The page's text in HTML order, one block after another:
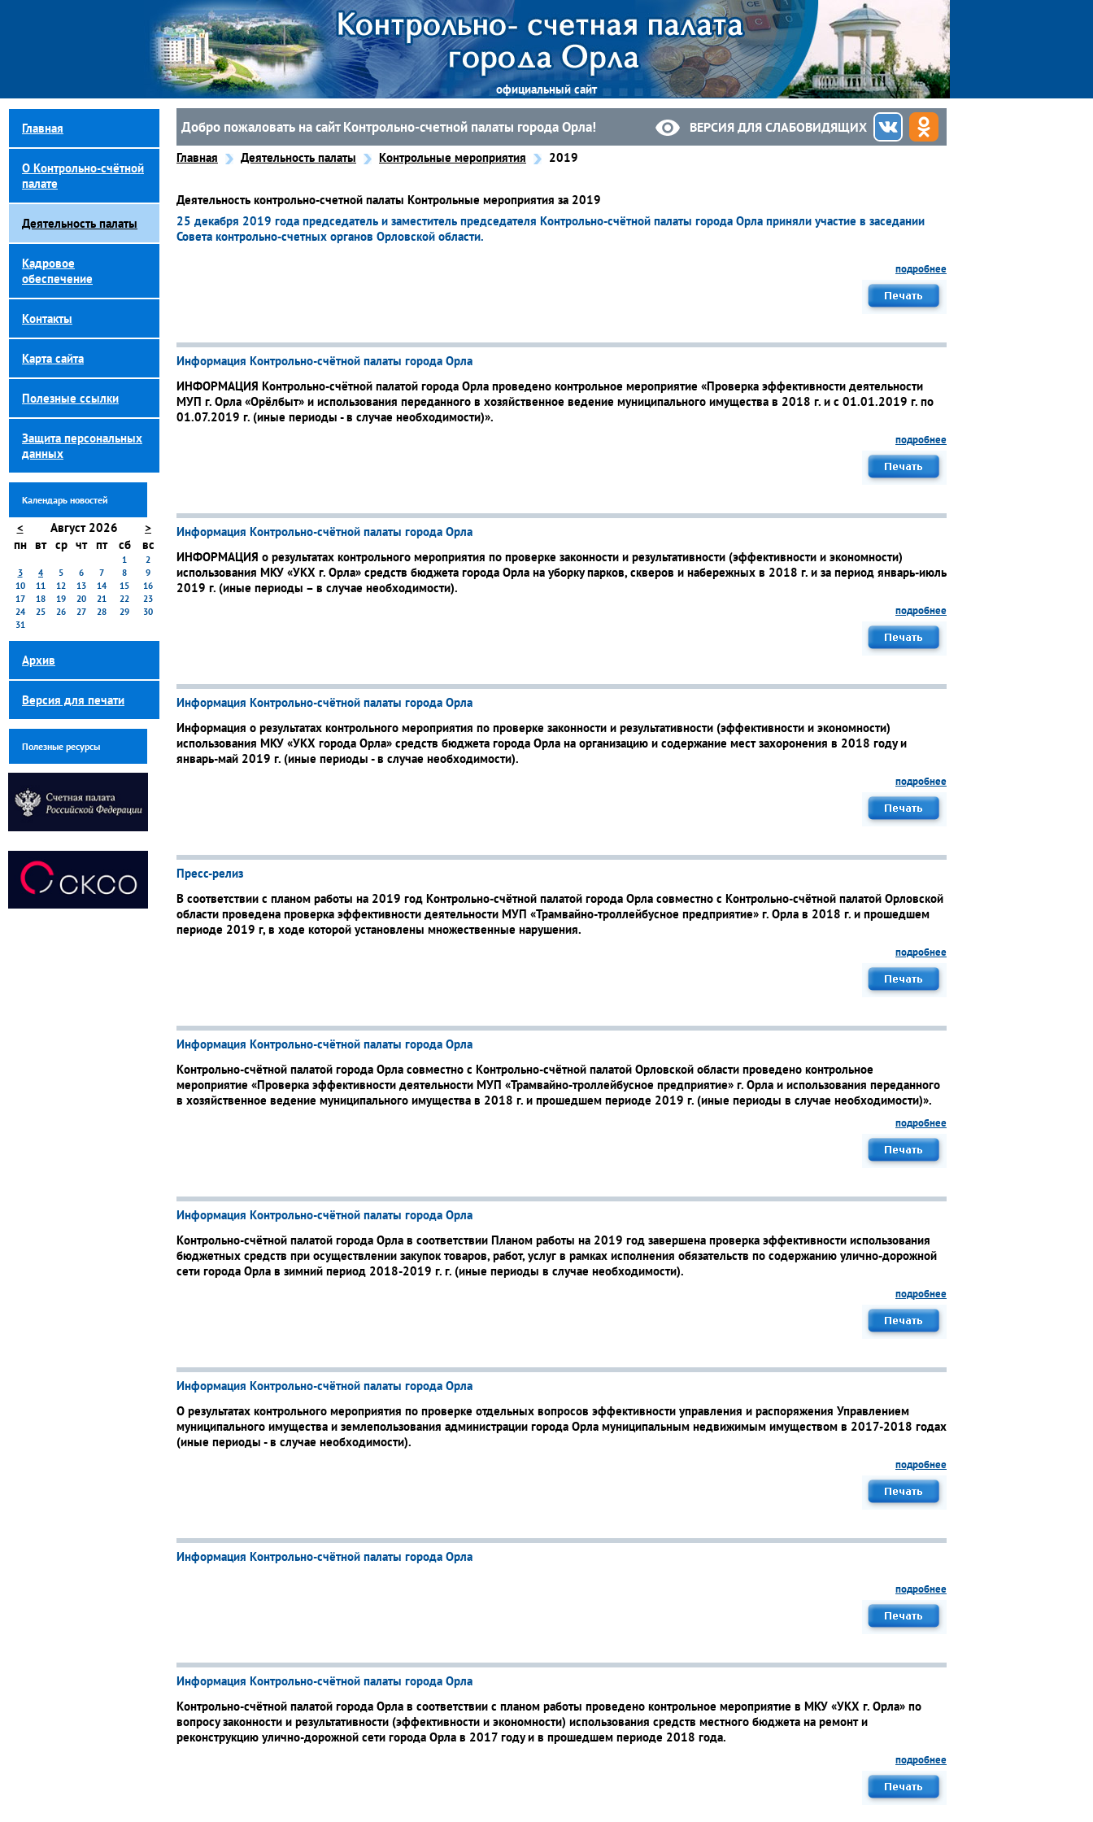
официальный сайт
Главная
О Контрольно-счётной
палате
Деятельность палаты
Кадровое
обеспечение
Контакты
Карта сайта
Полезные ссылки
Защита персональных
данных
Календарь новостей
< Август 2026
>
пн вт ср чт пт сб вс
1
2
3
4 5 6 7 8
9
10
11 12 13 14 15
16
17
18 19 20 21 22
23
24
25 26 27 28 29
30
31
Архив
Версия для печати
Полезные ресурсы
Добро пожаловать на сайт Контрольно-счетной палаты города Орла! ВЕРСИЯ ДЛЯ СЛАБОВИДЯЩИХ
Главная Деятельность палаты Контрольные мероприятия 2019
Деятельность контрольно-счетной палаты Контрольные мероприятия за 2019
25 декабря 2019 года председатель и заместитель председателя Контрольно-счётной палаты города Орла приняли участие в заседании
Совета контрольно-счетных органов Орловской области.
подробнее
Информация Контрольно-счётной палаты города Орла
ИНФОРМАЦИЯ Контрольно-счётной палатой города Орла проведено контрольное мероприятие «Проверка эффективности деятельности
МУП г. Орла «Орёлбыт» и использования переданного в хозяйственное ведение муниципального имущества в 2018 г. и с 01.01.2019 г. по
01.07.2019 г. (иные периоды - в случае необходимости)».
подробнее
Информация Контрольно-счётной палаты города Орла
ИНФОРМАЦИЯ о результатах контрольного мероприятия по проверке законности и результативности (эффективности и экономности)
использования МКУ «УКХ г. Орла» средств бюджета города Орла на уборку парков, скверов и набережных в 2018 г. и за период январь-июль
2019 г. (иные периоды – в случае необходимости).
подробнее
Информация Контрольно-счётной палаты города Орла
Информация о результатах контрольного мероприятия по проверке законности и результативности (эффективности и экономности)
использования МКУ «УКХ города Орла» средств бюджета города Орла на организацию и содержание мест захоронения в 2018 году и
январь-май 2019 г. (иные периоды - в случае необходимости).
подробнее
Пресс-релиз
В соответствии с планом работы на 2019 год Контрольно-счётной палатой города Орла совместно с Контрольно-счётной палатой Орловской
области проведена проверка эффективности деятельности МУП «Трамвайно-троллейбусное предприятие» г. Орла в 2018 г. и прошедшем
периоде 2019 г, в ходе которой установлены множественные нарушения.
подробнее
Информация Контрольно-счётной палаты города Орла
Контрольно-счётной палатой города Орла совместно с Контрольно-счётной палатой Орловской области проведено контрольное
мероприятие «Проверка эффективности деятельности МУП «Трамвайно-троллейбусное предприятие» г. Орла и использования переданного
в хозяйственное ведение муниципального имущества в 2018 г. и прошедшем периоде 2019 г. (иные периоды в случае необходимости)».
подробнее
Информация Контрольно-счётной палаты города Орла
Контрольно-счётной палатой города Орла в соответствии Планом работы на 2019 год завершена проверка эффективности использования
бюджетных средств при осуществлении закупок товаров, работ, услуг в рамках исполнения обязательств по содержанию улично-дорожной
сети города Орла в зимний период 2018-2019 г. г. (иные периоды в случае необходимости).
подробнее
Информация Контрольно-счётной палаты города Орла
О результатах контрольного мероприятия по проверке отдельных вопросов эффективности управления и распоряжения Управлением
муниципального имущества и землепользования администрации города Орла муниципальным недвижимым имуществом в 2017-2018 годах
(иные периоды - в случае необходимости).
подробнее
Информация Контрольно-счётной палаты города Орла
подробнее
Информация Контрольно-счётной палаты города Орла
Контрольно-счётной палатой города Орла в соответствии с планом работы проведено контрольное мероприятие в МКУ «УКХ г. Орла» по
вопросу законности и результативности (эффективности и экономности) использования средств местного бюджета на ремонт и
реконструкцию улично-дорожной сети города Орла в 2017 году и в прошедшем периоде 2018 года.
подробнее